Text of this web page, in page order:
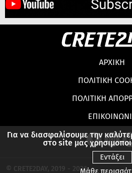
Για να διασφαλίσουμε την
στο site μας
Εντάξει
Μάθε
ΑΡΧΙΚΗ
ΠΟΛΙΤΙΚΗ
ΠΟΛΙΤΙΚΗ
© CRETE2DAY, 2019 - 2026